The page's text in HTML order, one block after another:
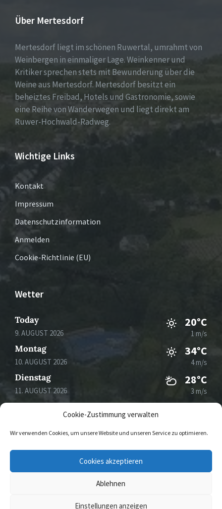
Cookie-Zustimmung verwalten
Wir verwenden Cookies, um unsere Website und unseren Service zu optimieren.
Cookies akzeptieren
Ablehnen
Einstellungen anzeigen
Über Mertesdorf
Mertesdorf liegt im schönen Ruwertal, umrahmt von
Weinbergen in einmaliger Lage. Weinkenner und
Kritiker sprechen stets mit Bewunderung über die
Weine aus Mertesdorf. Mertesdorf besitzt ein
beheiztes Freibad, Hotels und Gastronomie, sowie
eine Reihe von Wanderwegen und liegt direkt am
Ruwer-Hochwald-Radweg.
Wichtige Links
Kontakt
Impressum
Datenschutzinformation
Anmelden
Cookie-Richtlinie (EU)
Wetter
Today
9. AUGUST 2026
20°C
1 m/s
Montag
10. AUGUST 2026
34°C
4 m/s
Dienstag
11. AUGUST 2026
28°C
3 m/s
Mittwoch
12. AUGUST 2026